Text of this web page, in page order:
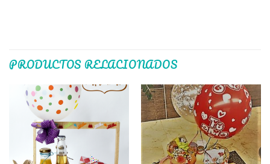
PRODUCTOS RELACIONADOS